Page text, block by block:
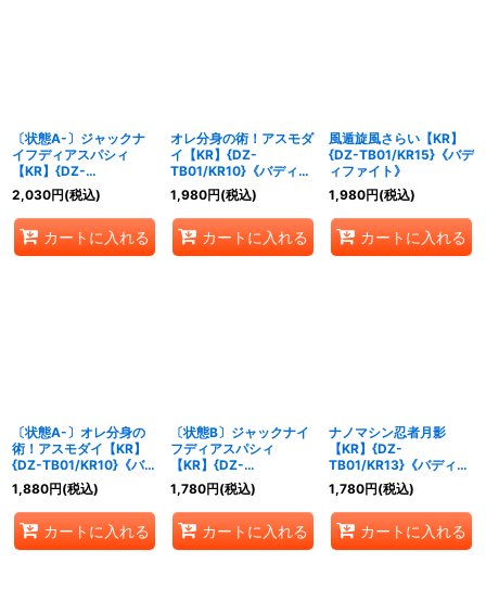
〔状態A-〕ジャックナ
イフディアスパシィ
【KR】{DZ-
TB01/KR04}《バディフ
ァイト》
2,030円(税込)
カートに入れる
オレ分身の術！アスモダ
イ【KR】{DZ-
TB01/KR10}《バディフ
ァイト》
1,980円(税込)
カートに入れる
風遁旋風さらい【KR】
{DZ-TB01/KR15}《バデ
ィファイト》
1,980円(税込)
カートに入れる
〔状態A-〕オレ分身の
術！アスモダイ【KR】
{DZ-TB01/KR10}《バデ
ィファイト》
1,880円(税込)
カートに入れる
〔状態B〕ジャックナイ
フディアスパシィ
【KR】{DZ-
TB01/KR04}《バディフ
ァイト》
1,780円(税込)
カートに入れる
ナノマシン忍者月影
【KR】{DZ-
TB01/KR13}《バディフ
ァイト》
1,780円(税込)
カートに入れる